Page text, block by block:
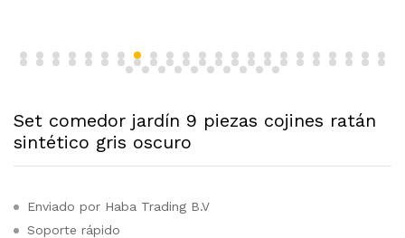
Set comedor jardín 9 piezas cojines ratán
sintético gris oscuro
Enviado por Haba Trading B.V
Soporte rápido